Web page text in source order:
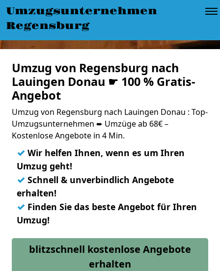
Umzugsunternehmen
Regensburg
Umzug von Regensburg nach
Lauingen Donau ☛ 100 % Gratis-
Angebot
Umzug von Regensburg nach Lauingen Donau : Top-
Umzugsunternehmen ➨ Umzüge ab 68€ –
Kostenlose Angebote in 4 Min.
✓ Wir helfen Ihnen, wenn es um Ihren
Umzug geht!
✓ Schnell & unverbindlich Angebote
erhalten!
✓ Finden Sie das beste Angebot für Ihren
Umzug!
blitzschnell kostenlose Angebote
erhalten